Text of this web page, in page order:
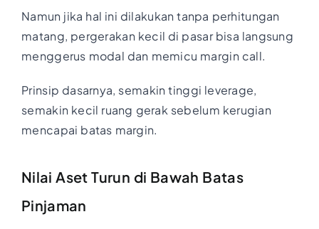
Namun jika hal ini dilakukan tanpa perhitungan
matang, pergerakan kecil di pasar bisa langsung
menggerus modal dan memicu margin call.
Prinsip dasarnya, semakin tinggi leverage,
semakin kecil ruang gerak sebelum kerugian
mencapai batas margin.
Nilai Aset Turun di Bawah Batas
Pinjaman